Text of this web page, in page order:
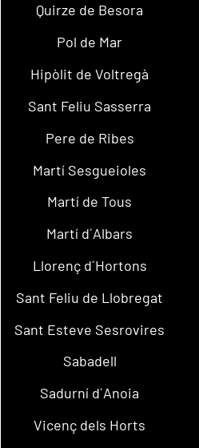
Quirze de Besora
Pol de Mar
Hipòlit de Voltregà
Sant Feliu Sasserra
Pere de Ribes
Martí Sesgueioles
Martí de Tous
Martí d´Albars
Llorenç d´Hortons
Sant Feliu de Llobregat
Sant Esteve Sesrovires
Sabadell
Sadurní d´Anoia
Vicenç dels Horts